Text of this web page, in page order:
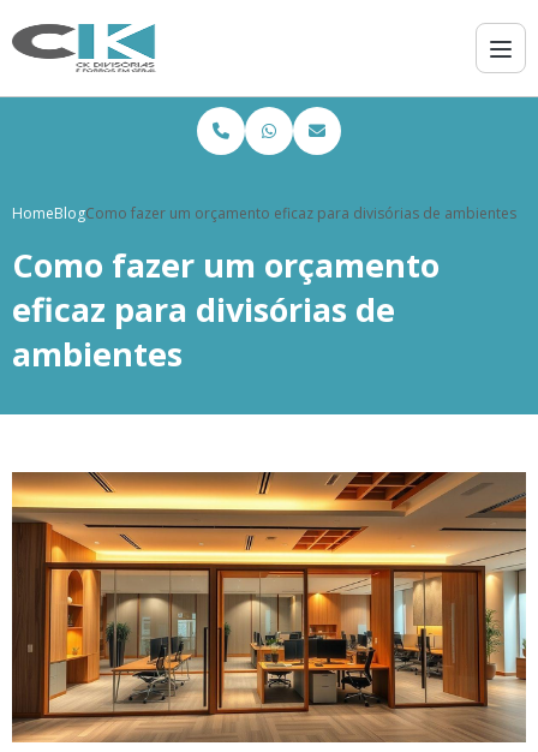
HomeBlogComo fazer um orçamento eficaz para divisórias de ambientes
Como fazer um orçamento
eficaz para divisórias de
ambientes